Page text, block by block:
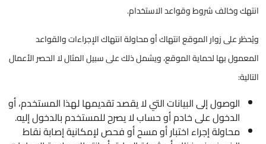
انتهك وخالف شروط وقواعد الاستخدام.
ويُحظر على زوار الموقع انتهاك أو محاولة انتهاك الإجراءات والقواعد
المعمول بها لحماية الموقع، ويشمل ذلك على سبيل المثال لا الحصر الأعمال
التالية:
الوصول إلى البيانات التي لا يقصد تقديمها لهذا المستخدم، أو
الدخول على خادم أو حساب لا يصرح للمستخدم بالدخول إليه.
محاولة إجراء اختبار أو مسح أو فحص لإمكانية إصابة نقاط